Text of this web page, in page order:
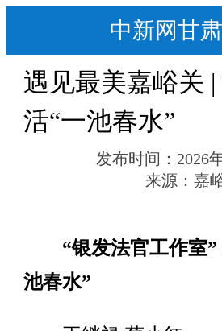
中新网甘
遇见最美嘉峪关
活“一池春水”
发布时间： 2026
来源： 嘉
“银发法官工作室
池春水”